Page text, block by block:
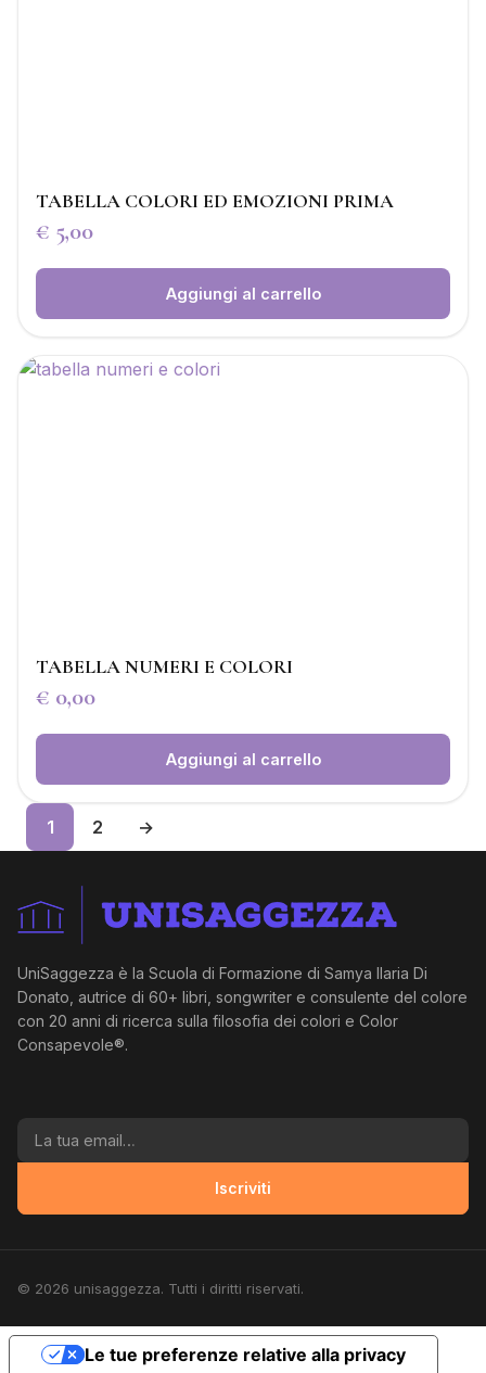
TABELLA COLORI ED EMOZIONI PRIMA
€ 5,00
Aggiungi al carrello
TABELLA NUMERI E COLORI
€ 0,00
Aggiungi al carrello
1 2 →
UniSaggezza è la Scuola di Formazione di Samya Ilaria Di
Donato, autrice di 60+ libri, songwriter e consulente del colore
con 20 anni di ricerca sulla filosofia dei colori e Color
Consapevole®.
La tua email
Iscriviti
© 2026 unisaggezza. Tutti i diritti riservati.
Le tue preferenze relative alla privacy